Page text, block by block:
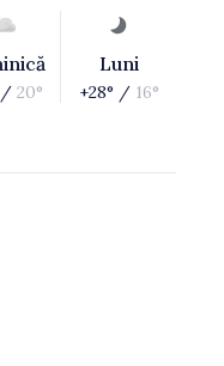
/ 20°
Luni
+28° / 16°